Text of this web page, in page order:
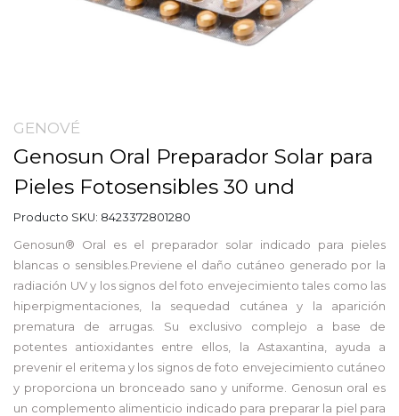
GENOVÉ
Genosun Oral Preparador Solar para
Pieles Fotosensibles 30 und
Producto SKU: 8423372801280
Genosun® Oral es el preparador solar indicado para pieles
blancas o sensibles.Previene el daño cutáneo generado por la
radiación UV y los signos del foto envejecimiento tales como las
hiperpigmentaciones, la sequedad cutánea y la aparición
prematura de arrugas. Su exclusivo complejo a base de
potentes antioxidantes entre ellos, la Astaxantina, ayuda a
prevenir el eritema y los signos de foto envejecimiento cutáneo
y proporciona un bronceado sano y uniforme. Genosun oral es
un complemento alimenticio indicado para preparar la piel para